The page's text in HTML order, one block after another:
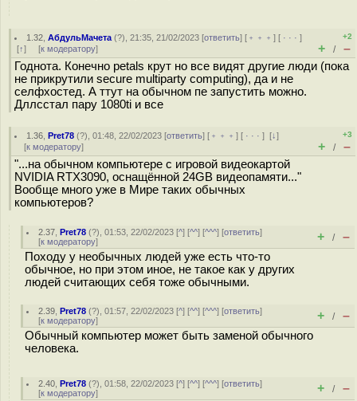
1.32 ,АбдульМачета (?), 21:35, 21/02/2023 [ответить] [ ﹢﹢﹢] [ · · ·]
[↑] [к модератору]
+2
+ / –
Годнота. Конечно petals крут но все видят другие люди (пока
не прикрутили secure multiparty computing), да и не
селфхостед. А ттут на обычном пе запустить можно.
Дллсстал пару 1080ti и все
1.36 ,Pret78 (?), 01:48, 22/02/2023 [ответить] [ ﹢﹢﹢] [ · · ·][↓]
[к модератору]
+3
+ / –
"...на обычном компьютере с игровой видеокартой
NVIDIA RTX3090, оснащённой 24GB видеопамяти..."
Вообще много уже в Мире таких обычных
компьютеров?
2.37 ,Pret78 (?), 01:53, 22/02/2023 [^] [^^] [^^^] [ответить]
[к модератору] + / –
Походу у необычных людей уже есть что-то
обычное, но при этом иное, не такое как у других
людей считающих себя тоже обычными.
2.39 ,Pret78 (?), 01:57, 22/02/2023 [^] [^^] [^^^] [ответить]
[к модератору] + / –
Обычный компьютер может быть заменой обычного
человека.
2.40 ,Pret78 (?), 01:58, 22/02/2023 [^] [^^] [^^^] [ответить]
[к модератору] + / –